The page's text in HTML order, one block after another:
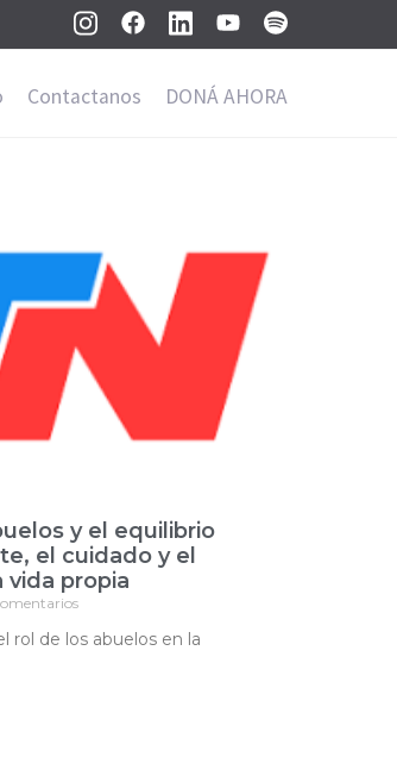
Contactanos DONÁ AHORA
y el equilibrio
el cuidado y el
vida propia
rol de los abuelos en la